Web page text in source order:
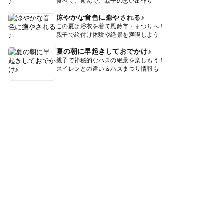
涼やかな音色に癒やされる♪
この夏は浴衣を着て風鈴市・まつりへ！
親子で絵付け体験や絶景を満喫しよう
夏の朝に早起きしておでかけ♪
親子で神秘的なハスの絶景を楽しもう！
スイレンとの違い＆ハスまつり情報も